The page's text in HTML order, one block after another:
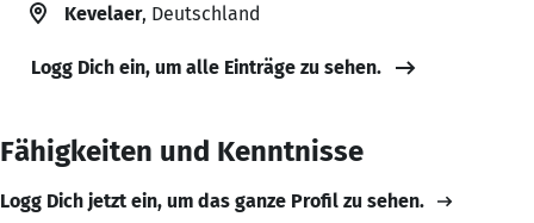
Kevelaer, Deutschland
Logg Dich ein, um alle Einträge zu sehen.
Fähigkeiten und Kenntnisse
Logg Dich jetzt ein, um das ganze Profil zu sehen.